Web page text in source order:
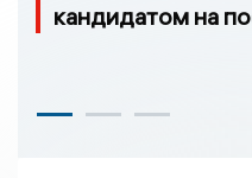
кандидатом на